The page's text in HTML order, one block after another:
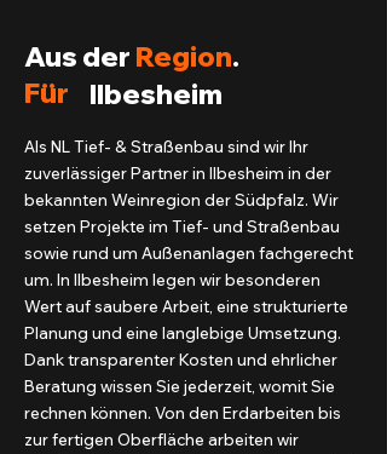
Aus der Region.
Für
Ilbesheim
Als NL Tief- & Straßenbau sind wir Ihr
zuverlässiger Partner in Ilbesheim in der
bekannten Weinregion der Südpfalz. Wir
setzen Projekte im Tief- und Straßenbau
sowie rund um Außenanlagen fachgerecht
um. In Ilbesheim legen wir besonderen
Wert auf saubere Arbeit, eine strukturierte
Planung und eine langlebige Umsetzung.
Dank transparenter Kosten und ehrlicher
Beratung wissen Sie jederzeit, womit Sie
rechnen können. Von den Erdarbeiten bis
zur fertigen Oberfläche arbeiten wir